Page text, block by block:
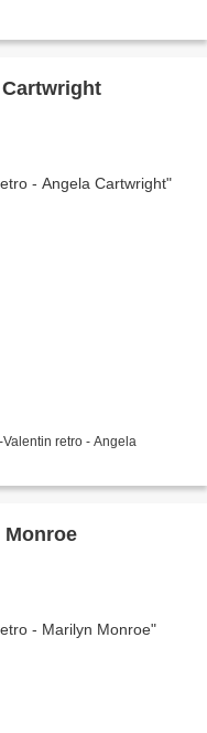
retro - Angela
Monroe